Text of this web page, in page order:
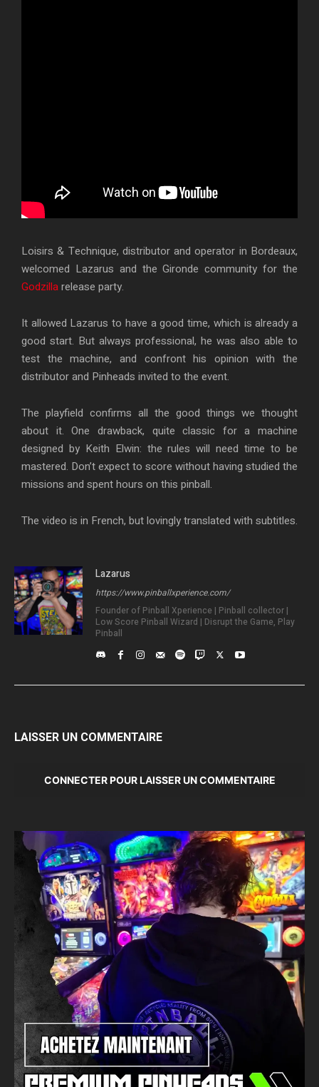
Loisirs & Technique, distributor and operator in Bordeaux,
welcomed Lazarus and the Gironde community for the
Godzillarelease party.
It allowed Lazarus to have a good time, which is already a
good start. But always professional, he was also able to
test the machine, and confront his opinion with the
distributor and Pinheads invited to the event.
The playfield confirms all the good things we thought
about it. One drawback, quite classic for a machine
designed by Keith Elwin: the rules will need time to be
mastered. Don’t expect to score without having studied the
missions and spent hours on this pinball.
The video is in French, but lovingly translated with subtitles.
Lazarus
https://www.pinballxperience.com/
Founder of Pinball Xperience | Pinball collector |
Low Score Pinball Wizard | Disrupt the Game, Play
Pinball
LAISSER UN COMMENTAIRE
CONNECTER POUR LAISSER UN COMMENTAIRE